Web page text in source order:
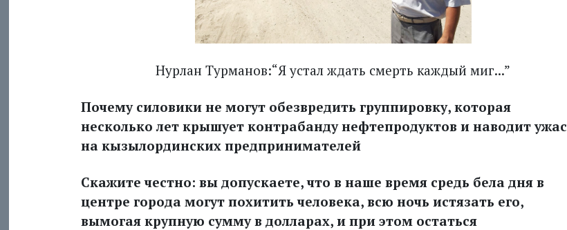
Нурлан Турманов:“Я устал ждать смерть каждый миг...”
Почему силовики не могут обезвредить группировку, которая
несколько лет крышует контрабанду нефтепродуктов и наводит ужас
на кызылординских предпринимателей
Скажите честно: вы допускаете, что в наше время средь бела дня в
центре города могут похитить человека, всю ночь истязать его,
вымогая крупную сумму в долларах, и при этом остаться